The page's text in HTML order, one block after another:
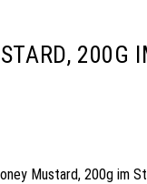
200G
Mustard, 200g im